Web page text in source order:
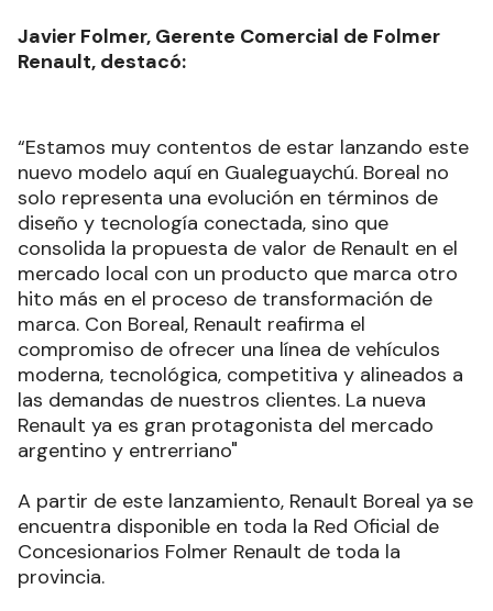
Javier Folmer, Gerente Comercial de Folmer
Renault, destacó:
“Estamos muy contentos de estar lanzando este
nuevo modelo aquí en Gualeguaychú. Boreal no
solo representa una evolución en términos de
diseño y tecnología conectada, sino que
consolida la propuesta de valor de Renault en el
mercado local con un producto que marca otro
hito más en el proceso de transformación de
marca. Con Boreal, Renault reafirma el
compromiso de ofrecer una línea de vehículos
moderna, tecnológica, competitiva y alineados a
las demandas de nuestros clientes. La nueva
Renault ya es gran protagonista del mercado
argentino y entrerriano"
A partir de este lanzamiento, Renault Boreal ya se
encuentra disponible en toda la Red Oficial de
Concesionarios Folmer Renault de toda la
provincia.